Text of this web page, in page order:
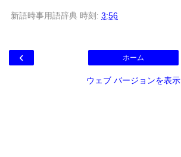
新語時事用語辞典 時刻: 3:56
‹ ホーム
ウェブ バージョンを表示